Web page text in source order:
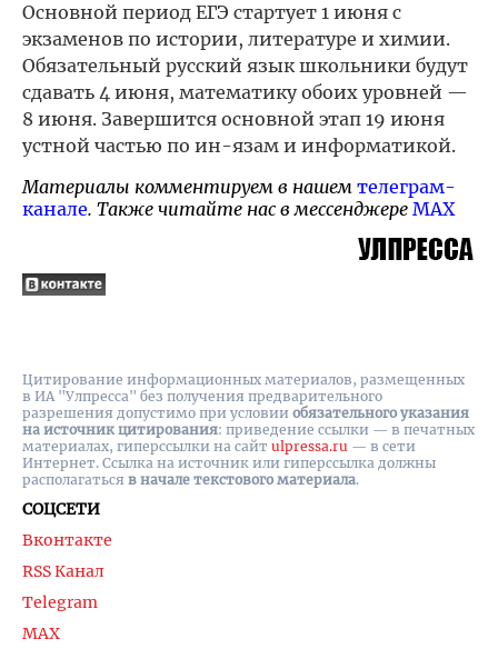
Основной период ЕГЭ стартует 1 июня с
экзаменов по истории, литературе и химии.
Обязательный русский язык школьники будут
сдавать 4 июня, математику обоих уровней —
8 июня. Завершится основной этап 19 июня
устной частью по ин-язам и информатикой.
Материалы комментируем в нашем телеграм-
канале. Также читайте нас в мессенджере MAX
СОЦСЕТИ
Вконтакте
RSS Канал
Telegram
MAX
Цитирование информационных материалов, размещенных
в ИА "Улпресса" без получения предварительного
разрешения допустимо при условии обязательного указания
на источник цитирования: приведение ссылки — в печатных
материалах, гиперссылки на cайт ulpressa.ru — в сети
Интернет. Ссылка на источник или гиперссылка должны
располагаться в начале текстового материала.